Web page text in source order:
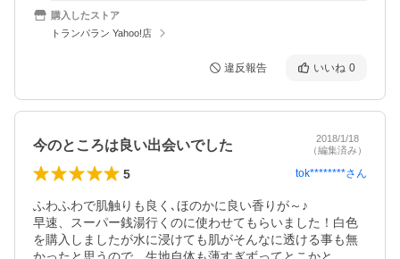
購入したストア
トランパラン Yahoo!店
違反報告 いいね 0
今のところは良い出会いでした
2018/1/18
（編集済み）
5 tok********さん
ふわふわで肌触りも良く､ほのかに良い香りが～♪
早速、スーパー銭湯行くのに使わせてもらいました！白色
を購入しましたが水に浸けても肌がそんなに透ける事も無